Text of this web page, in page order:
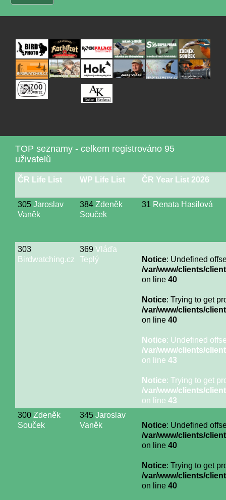
TOP seznamy - celkem registrováno 95
uživatelů
ČR Life List WP Life List ČR Year List 2026
305 Jaroslav
Vaněk
384 Zdeněk
Souček
31 Renata Hasilová
303
Birdwatching.cz
369 Vláďa
Teplý
Notice: Undefined
/var/www/clients/
on line 40
Notice: Trying to get
/var/www/clients/
on line 40
Notice: Undefined
/var/www/clients/
on line 43
Notice: Trying to get
/var/www/clients/
on line 43
300 Zdeněk
Souček
345 Jaroslav
Vaněk
Notice: Undefined
/var/www/clients/
on line 40
Notice: Trying to get
/var/www/clients/
on line 40